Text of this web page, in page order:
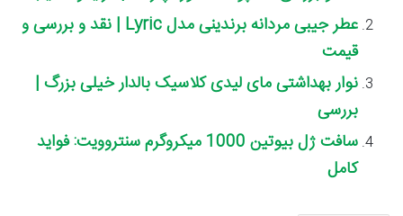
عطر جیبی مردانه برندینی مدل Lyric | نقد و بررسی و
قیمت
نوار بهداشتی مای لیدی کلاسیک بالدار خیلی بزرگ |
بررسی
سافت ژل بیوتین 1000 میکروگرم سنتروویت: فواید
کامل